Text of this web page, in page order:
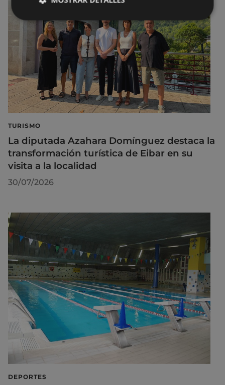
TURISMO
La diputada Azahara Domínguez destaca la
transformación turística de Eibar en su
visita a la localidad
30/07/2026
DEPORTES